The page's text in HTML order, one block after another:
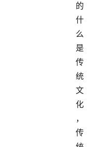
的
什
么
是
传
统
文
化
，
传